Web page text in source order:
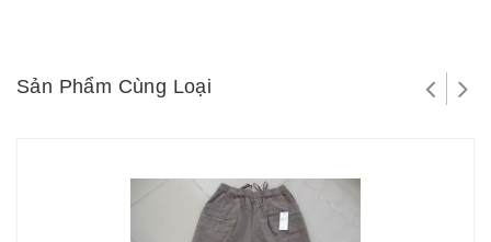
Sản Phẩm Cùng Loại